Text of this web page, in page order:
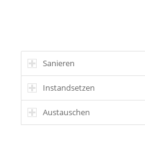
Sanieren
Instandsetzen
Austauschen